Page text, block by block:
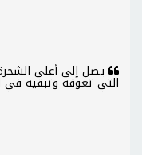
يصل إلى أعلى
التي تعوقه وتبقيه